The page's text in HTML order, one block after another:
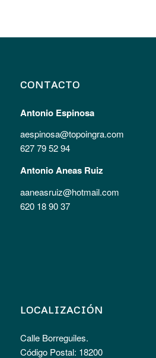
CONTACTO
Antonio Espinosa
aespinosa@topoingra.com
627 79 52 94
Antonio Aneas Ruiz
aaneasruiz@hotmail.com
620 18 90 37
LOCALIZACIÓN
Calle Borreguiles.
Código Postal: 18200